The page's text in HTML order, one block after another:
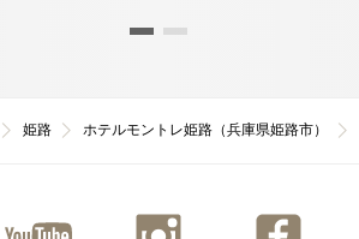
姫路 ホテルモントレ姫路（兵庫県姫路市）